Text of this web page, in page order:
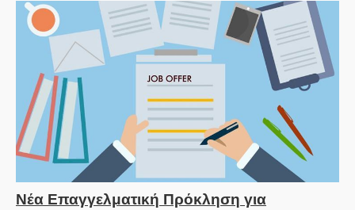
Νέα Επαγγελματική Πρόκληση για